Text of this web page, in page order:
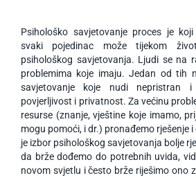
Psihološko savjetovanje proces je
svaki pojedinac može tijekom
psihološkog savjetovanja. Ljudi se na
problemima koje imaju. Jedan od tih
savjetovanje koje nudi nepristran
povjerljivost i privatnost. Za većinu
resurse (znanje, vještine koje imamo,
mogu pomoći, i dr.) pronađemo rješenje
je izbor psihološkog savjetovanja bolje
da brže dođemo do potrebnih uvida,
novom svjetlu i često brže riješimo ono